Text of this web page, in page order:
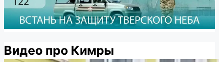
Видео про Кимры